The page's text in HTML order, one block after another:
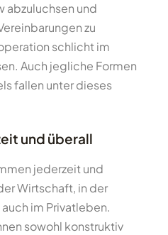
abzuluchsen und
zu
schlicht im
Auch jegliche Formen
fallen unter dieses
und überall
jederzeit und
Wirtschaft, in der
im Privatleben.
sowohl konstruktiv